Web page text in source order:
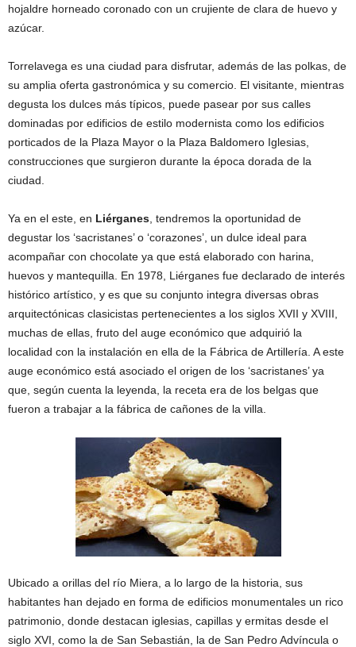
hojaldre horneado coronado con un crujiente de clara de huevo y
azúcar.
Torrelavega es una ciudad para disfrutar, además de las polkas, de
su amplia oferta gastronómica y su comercio. El visitante, mientras
degusta los dulces más típicos, puede pasear por sus calles
dominadas por edificios de estilo modernista como los edificios
porticados de la Plaza Mayor o la Plaza Baldomero Iglesias,
construcciones que surgieron durante la época dorada de la
ciudad.
Ya en el este, en Liérganes , tendremos la oportunidad de
degustar los ‘sacristanes’ o ‘corazones’, un dulce ideal para
acompañar con chocolate ya que está elaborado con harina,
huevos y mantequilla. En 1978, Liérganes fue declarado de interés
histórico artístico, y es que su conjunto integra diversas obras
arquitectónicas clasicistas pertenecientes a los siglos XVII y XVIII,
muchas de ellas, fruto del auge económico que adquirió la
localidad con la instalación en ella de la Fábrica de Artillería. A este
auge económico está asociado el origen de los ‘sacristanes’ ya
que, según cuenta la leyenda, la receta era de los belgas que
fueron a trabajar a la fábrica de cañones de la villa.
Ubicado a orillas del río Miera, a lo largo de la historia, sus
habitantes han dejado en forma de edificios monumentales un rico
patrimonio, donde destacan iglesias, capillas y ermitas desde el
siglo XVI, como la de San Sebastián, la de San Pedro Advíncula o